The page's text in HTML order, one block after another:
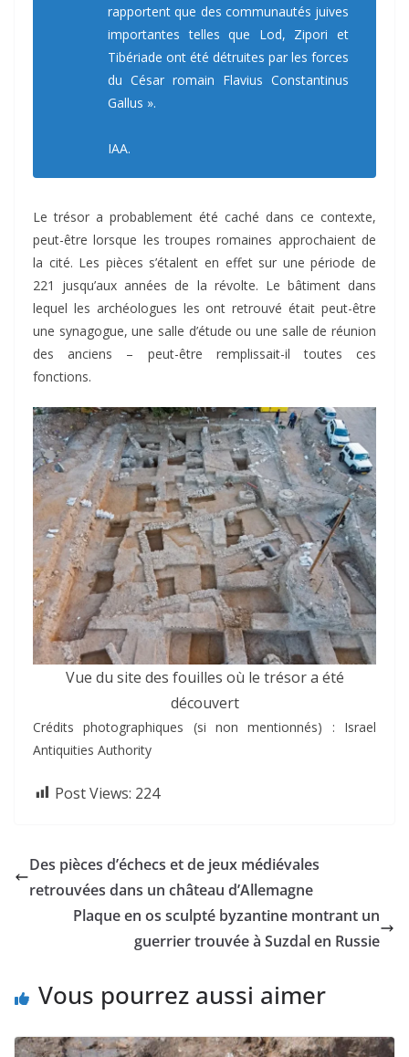
rapportent que des communautés juives
importantes telles que Lod, Zipori et
Tibériade ont été détruites par les forces
du César romain Flavius Constantinus
Gallus ».
IAA.
Le trésor a probablement été caché dans ce contexte,
peut-être lorsque les troupes romaines approchaient de
la cité. Les pièces s’étalent en effet sur une période de
221 jusqu’aux années de la révolte. Le bâtiment dans
lequel les archéologues les ont retrouvé était peut-être
une synagogue, une salle d’étude ou une salle de réunion
des anciens – peut-être remplissait-il toutes ces
fonctions.
Vue du site des fouilles où le trésor a été
découvert
Crédits photographiques (si non mentionnés) : Israel
Antiquities Authority
Post Views: 224
Des pièces d’échecs et de jeux médiévales
retrouvées dans un château d’Allemagne
Plaque en os sculpté byzantine montrant un
guerrier trouvée à Suzdal en Russie
Vous pourrez aussi aimer